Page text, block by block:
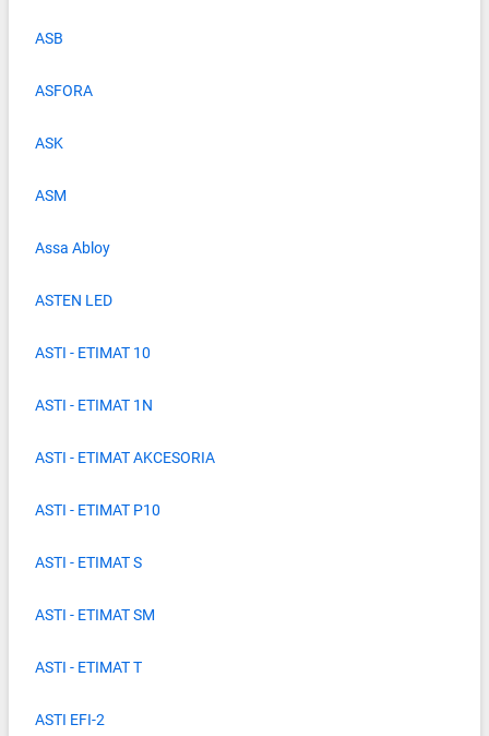
ASB
ASFORA
ASK
ASM
Assa Abloy
ASTEN LED
ASTI - ETIMAT 10
ASTI - ETIMAT 1N
ASTI - ETIMAT AKCESORIA
ASTI - ETIMAT P10
ASTI - ETIMAT S
ASTI - ETIMAT SM
ASTI - ETIMAT T
ASTI EFI-2